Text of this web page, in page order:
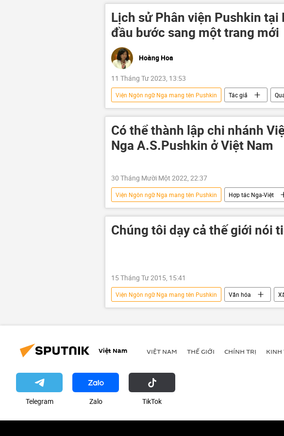
Lịch sử Phân viện Pushkin tại
đầu bước sang một trang mới
Hoàng Hoa
11 Tháng Tư 2023, 13:53
Viện Ngôn ngữ Nga mang tên Pushkin Tác giả
Việt Nam
Hợp tác Nga-Việt Đông Nam Á
Có thể thành lập chi nhánh
Nga A.S.Pushkin ở Việt Nam
30 Tháng Mười Một 2022, 22:37
Viện Ngôn ngữ Nga mang tên Pushkin Hợp tác Nga-Việt
Chúng tôi dạy cả thế giới nói
15 Tháng Tư 2015, 15:41
Viện Ngôn ngữ Nga mang tên Pushkin Văn hóa
thành phố Nga
Việt Nam VIỆT NAM THẾ GIỚI CHÍNH TRỊ KINH
Telegram Zalo ТikТоk